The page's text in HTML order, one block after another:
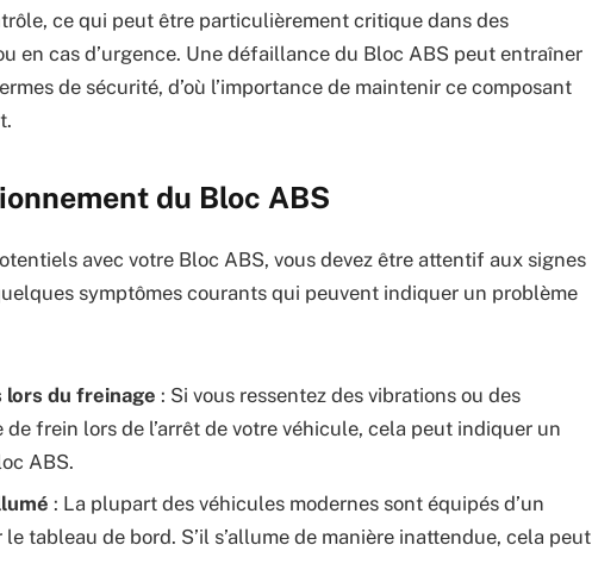
ce qui peut être particulièrement critique dans des
en cas d’urgence. Une défaillance du Bloc ABS peut entraîner
de sécurité, d’où l’importance de maintenir ce composant
du Bloc ABS
avec votre Bloc ABS, vous devez être attentif aux signes
symptômes courants qui peuvent indiquer un problème
du freinage : Si vous ressentez des vibrations ou des
frein lors de l’arrêt de votre véhicule, cela peut indiquer un
ABS.
: La plupart des véhicules modernes sont équipés d’un
tableau de bord. S’il s’allume de manière inattendue, cela peut